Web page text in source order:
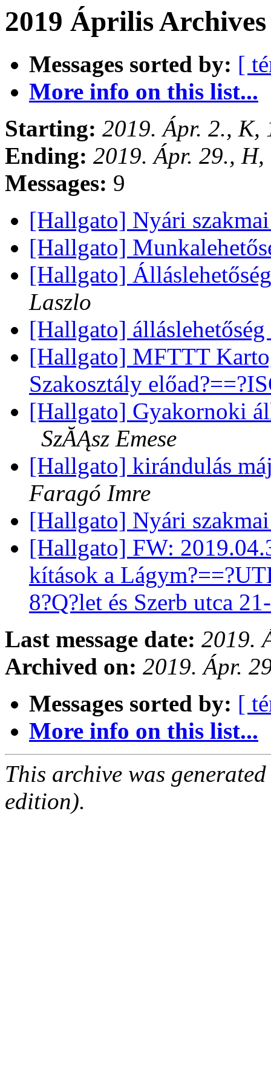
2019 Április
Messages sorted by: [
More info on this list...
Starting: 2019. Ápr. 2., K,
Ending: 2019. Ápr. 29.,
Messages: 9
[Hallgato] Nyári
[Hallgato]
[Hallgato]
Laszlo
[Hallgato]
[Hallgato] MFTTT
Szakosztály
[Hallgato] Gyakornoki
SzĂĄsz Emese
[Hallgato] kirándulás
Faragó Imre
[Hallgato] Nyári
[Hallgato] FW:
kítások a
8?Q?let és Szerb utca
Last message date: 2019.
Archived on: 2019. Ápr.
Messages sorted by: [
More info on this list...
This archive was
edition).